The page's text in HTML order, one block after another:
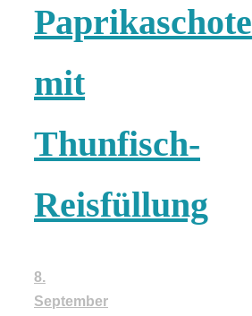
mit
Thunfisch-
Reisfüllung
8.
September
In